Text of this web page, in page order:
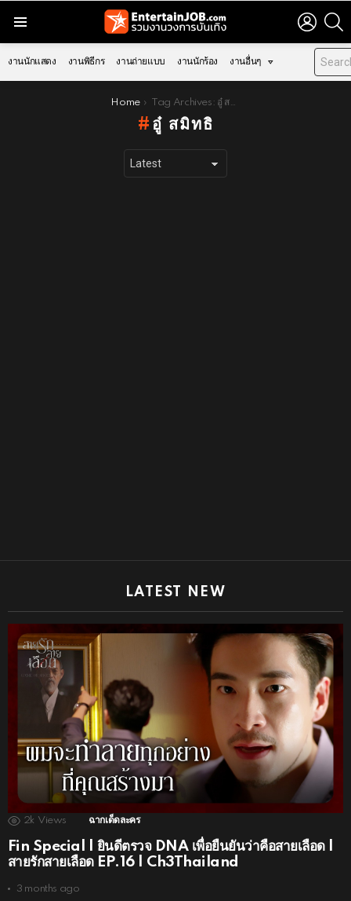
LOGIN
งานนักแสดง งานพิธีกร งานถ่ายแบบ งานนักร้อง งานอื่นๆ
Home Tag Archives: อู๋ สมิทธิ
อู๋ สมิทธิ
LATEST NEW
2k Views ฉากเด็ดละคร
Fin Special | ยินดีตรวจ DNA เพื่อยืนยันว่าคือสายเลือด |
สายรักสายเลือด EP.16 | Ch3Thailand
3 months ago